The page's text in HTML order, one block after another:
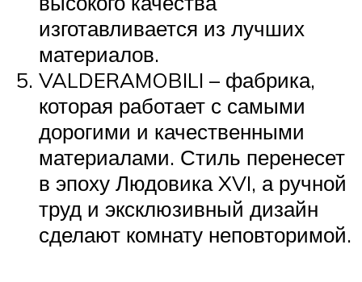
изготавливается из лучших
материалов.
VALDERAMOBILI – фабрика,
которая работает с самыми
дорогими и качественными
материалами. Стиль перенесет
в эпоху Людовика XVI, а ручной
труд и эксклюзивный дизайн
сделают комнату неповторимой.